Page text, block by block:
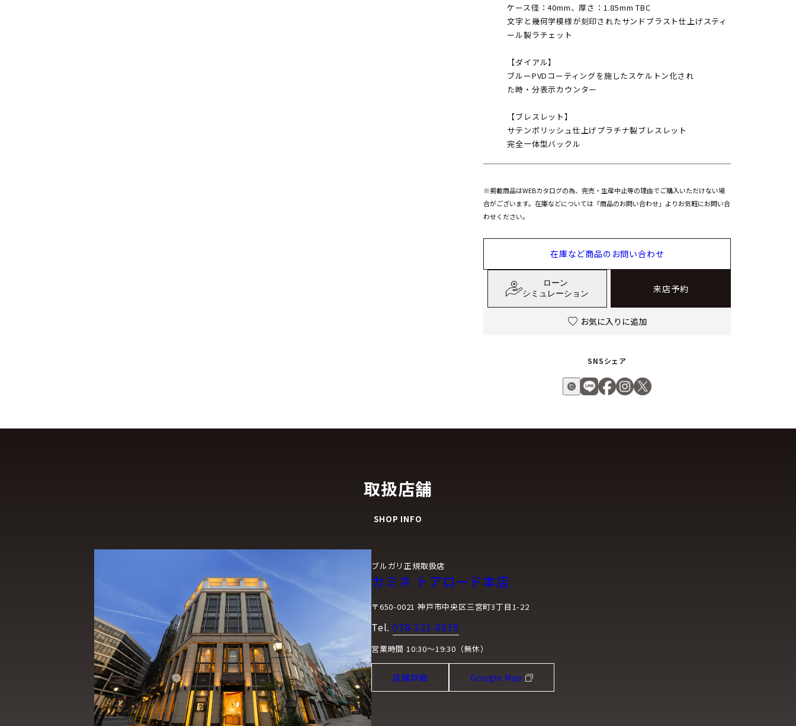
ケース径：40mm、厚さ：1.85mm TBC
文字と幾何学模様が刻印されたサンドブラスト仕上げスティ
ール製ラチェット
【ダイアル】
ブルーPVDコーティングを施したスケルトン化され
た時・分表示カウンター
【ブレスレット】
サテンポリッシュ仕上げプラチナ製ブレスレット
完全一体型バックル
※掲載商品はWEBカタログの為、完売・生産中止等の理由でご購入いただけない場
合がございます。在庫などについては「商品のお問い合わせ」よりお気軽にお問い合
わせください。
在庫など商品のお問い合わせ
ローン
シミュレーション
来店予約
お気に入りに追加
SNSシェア
取扱店舗
SHOP INFO
ブルガリ正規取扱店
カミネ トアロード本店
〒650-0021 神戸市中央区三宮町3丁目1-22
Tel. 078-321-0039
営業時間 10:30～19:30（無休）
店舗詳細 Google Map